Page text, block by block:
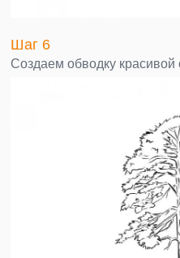
Шаг 6
Создаем обводку